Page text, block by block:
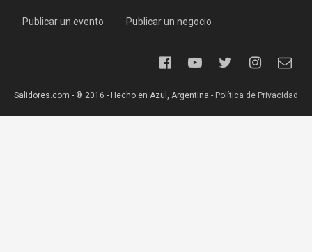
Publicar un evento Publicar un negocio
Salidores.com - ® 2016 - Hecho en Azul, Argentina - Política de Privacidad